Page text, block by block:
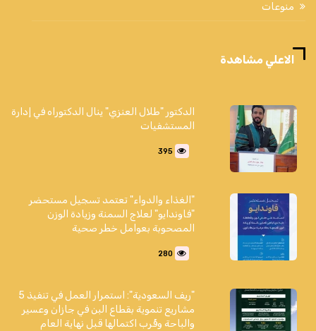
منوعات
الاعلي مشاهدة
الدكتور "طلال العنزي" ينال الدكتوراه في إدارة
المستشفيات
395
"الغذاء والدواء" تعتمد تسجيل مستحضر
"فاوندايو" لعلاج السمنة وزيادة الوزن
المصحوبة بعوامل خطر صحية
280
"ريف السعودية": استمرار العمل في تنفيذ 5
مشاريع تنموية بقطاع البن في جازان وعسير
والباحة وقُرب اكتمالها قبل نهاية العام